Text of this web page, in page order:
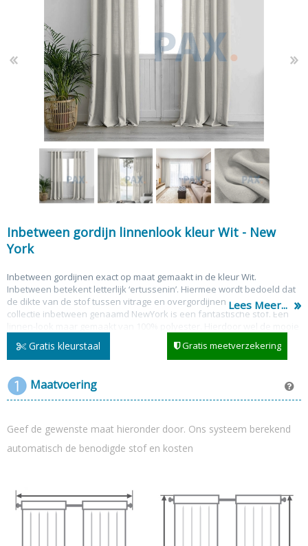
Inbetween gordijn linnenlook kleur Wit - New
York
Inbetween gordijnen exact op maat gemaakt in de kleur Wit.
Inbetween betekent letterlijk ‘ertussenin’. Hiermee wordt bedoeld dat
de dikte van de stof tussen vitrage en overgordijnen in zit. Onze
collectie inbetween genaamd NewYork is een fantastische stof. Een
linnen-look maar gemaakt van 100% polyester. Hierdoor wel de mooie
de nadelen van linnen zoals: krimpen &
kleurverlies. Inbetween gordijnen zijn een perfecte combinatie tussen
vitrage en overgordijnen. Het voordeel is dat u maar één gordijn nodig
heeft.
Collectie linnen: NewYork
Ook beschikbaar als waveplooi
Hoge kwaliteit stof (vraag gratis kleurstaal aan)
Actie = gratis bezorgd (t.w.v. 29,00)
Lees Meer...
Gratis kleurstaal Gratis meetverzekering
Maatvoering
Geef de gewenste maat hieronder door. Ons systeem berekend
automatisch de benodigde stof en kosten